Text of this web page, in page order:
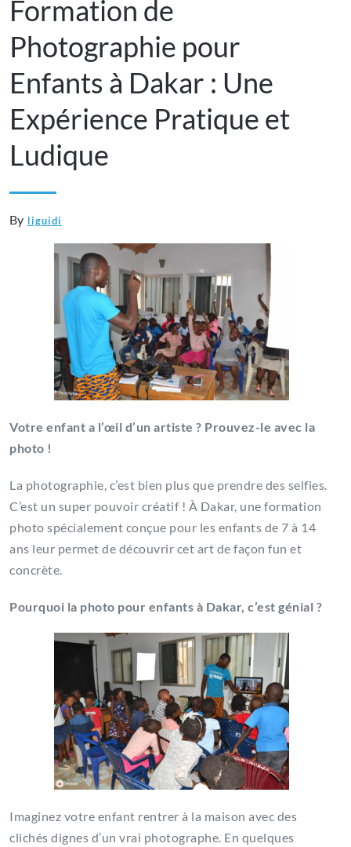
Formation de
Photographie pour
Enfants à Dakar : Une
Expérience Pratique et
Ludique
By liguidi
Votre enfant a l’œil d’un artiste ? Prouvez-le avec la
photo !
La photographie, c’est bien plus que prendre des selfies.
C’est un super pouvoir créatif ! À Dakar, une formation
photo spécialement conçue pour les enfants de 7 à 14
ans leur permet de découvrir cet art de façon fun et
concrète.
Pourquoi la photo pour enfants à Dakar, c’est génial ?
Imaginez votre enfant rentrer à la maison avec des
clichés dignes d’un vrai photographe. En quelques